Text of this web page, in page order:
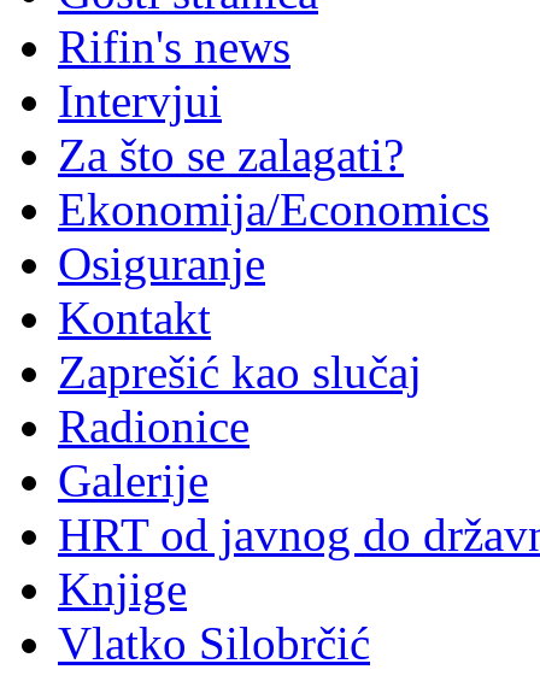
Rifin's news
Intervjui
Za što se zalagati?
Ekonomija/Economics
Osiguranje
Kontakt
Zaprešić kao slučaj
Radionice
Galerije
HRT od javnog do
Knjige
Vlatko Silobrčić